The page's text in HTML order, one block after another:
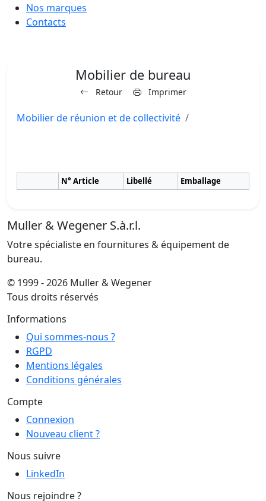
Nos marques
Contacts
Mobilier de bureau
Retour Imprimer
Mobilier de réunion et de collectivité
N° Article Libellé Emballage
Muller & Wegener S.à.r.l.
Votre spécialiste en fournitures & équipement de
bureau.
© 1999 - 2026 Muller & Wegener
Tous droits réservés
Informations
Qui sommes-nous ?
RGPD
Mentions légales
Conditions générales
Compte
Connexion
Nouveau client ?
Nous suivre
LinkedIn
Nous rejoindre ?